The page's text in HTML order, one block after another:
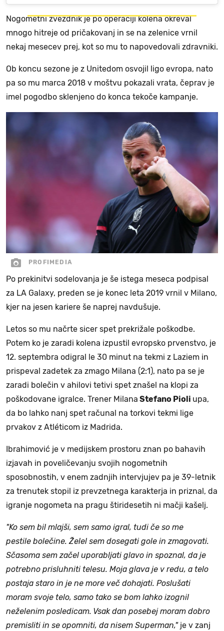
Nogometni zvezdnik je po operaciji kolena okreval
mnogo hitreje od pričakovanj in se na zelenice vrnil
nekaj mesecev prej, kot so mu to napovedovali zdravniki.
Ob koncu sezone je z Unitedom osvojil ligo evropa, nato
pa so mu marca 2018 v moštvu pokazali vrata, čeprav je
imel pogodbo sklenjeno do konca tekoče kampanje.
PROFIMEDIA
Po prekinitvi sodelovanja je še istega meseca podpisal
za LA Galaxy, preden se je konec leta 2019 vrnil v Milano,
kjer na jesen kariere še naprej navdušuje.
Letos so mu načrte sicer spet prekrižale poškodbe.
Potem ko je zaradi kolena izpustil evropsko prvenstvo, je
12. septembra odigral le 30 minut na tekmi z Laziem in
prispeval zadetek za zmago Milana (2:1), nato pa se je
zaradi bolečin v ahilovi tetivi spet znašel na klopi za
poškodovane igralce. Trener Milana Stefano Pioli upa,
da bo lahko nanj spet računal na torkovi tekmi lige
prvakov z Atléticom iz Madrida.
Ibrahimović je v medijskem prostoru znan po bahavih
izjavah in poveličevanju svojih nogometnih
sposobnostih, v enem zadnjih intervjujev pa je 39-letnik
za trenutek stopil iz prevzetnega karakterja in priznal, da
igranje nogometa na pragu štiridesetih ni mačji kašelj.
"Ko sem bil mlajši, sem samo igral, tudi če so me
pestile bolečine. Želel sem dosegati gole in zmagovati.
Sčasoma sem začel uporabljati glavo in spoznal, da je
potrebno prisluhniti telesu. Moja glava je v redu, a telo
postaja staro in je ne more več dohajati. Poslušati
moram svoje telo, samo tako se bom lahko izognil
neželenim posledicam. Vsak dan posebej moram dobro
premisliti in se opomniti, da nisem Superman,"je v zanj